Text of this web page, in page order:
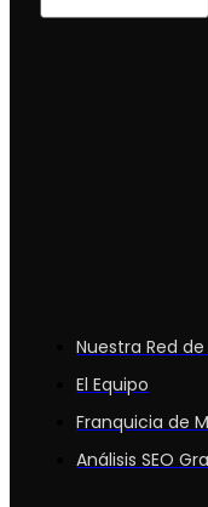
Nuestra Red
El Equipo
Franquicia de
Análisis SEO